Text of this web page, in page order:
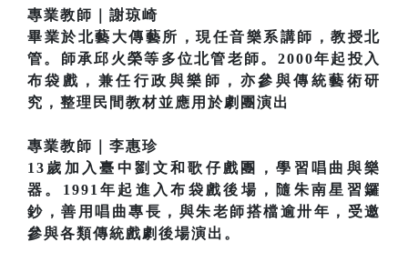
專業教師｜謝琼崎
畢業於北藝大傳藝所，現任音樂系講師，教授北
管。師承邱火榮等多位北管老師。2000年起投入
布袋戲，兼任行政與樂師，亦參與傳統藝術研
究，整理民間教材並應用於劇團演出
專業教師｜李惠珍
13歲加入臺中劉文和歌仔戲團，學習唱曲與樂
器。1991年起進入布袋戲後場，隨朱南星習鑼
鈔，善用唱曲專長，與朱老師搭檔逾卅年，受邀
參與各類傳統戲劇後場演出。